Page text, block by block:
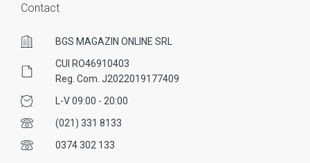
Contact
BGS MAGAZIN ONLINE SRL
CUI RO46910403
Reg. Com. J2022019177409
L-V 09:00 - 20:00
(021) 331 8133
0374 302 133